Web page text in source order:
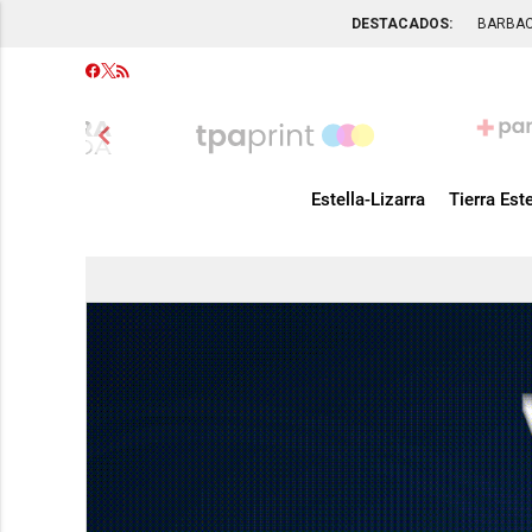
DESTACADOS:
chevron_left
Estella-Lizarra Tierra